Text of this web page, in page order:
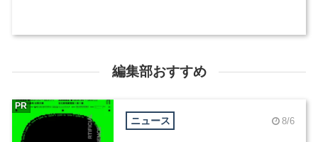
編集部おすすめ
ニュース 8/6
PR